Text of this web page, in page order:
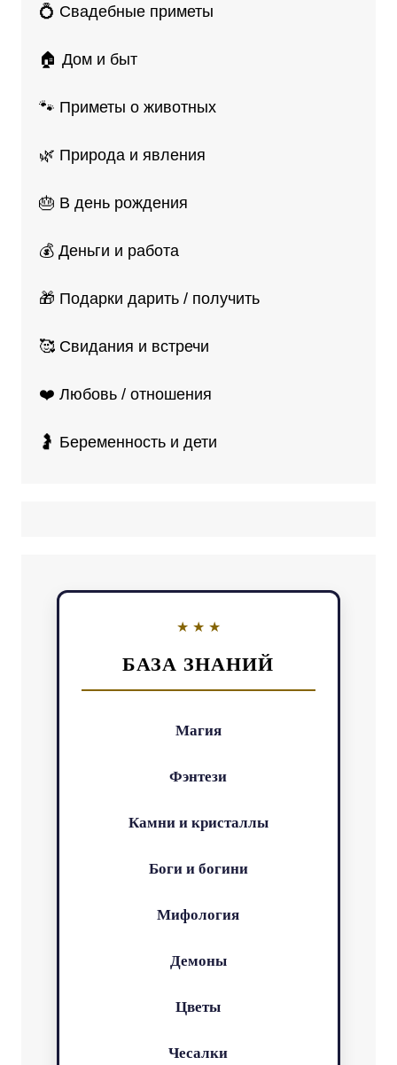
💍 Свадебные приметы
🏠 Дом и быт
🐾 Приметы о животных
🌿 Природа и явления
🎂 В день рождения
💰 Деньги и работа
🎁 Подарки дарить / получить
🥰 Свидания и встречи
❤️ Любовь / отношения
🤰 Беременность и дети
БАЗА ЗНАНИЙ
Магия
Фэнтези
Камни и кристаллы
Боги и богини
Мифология
Демоны
Цветы
Чесалки